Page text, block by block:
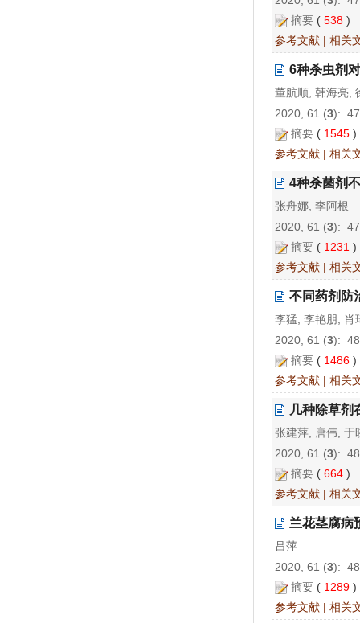
摘要 ( 538 )
参考文献 | 相关
6种杀虫剂
董航顺, 韩海亮,
2020, 61 (3):
摘要 ( 1545
参考文献 | 相关
4种杀菌剂
张舟娜, 李阿根
2020, 61 (3):
摘要 ( 1231
参考文献 | 相关
不同药剂防
李猛, 李艳朋, 肖
2020, 61 (3):
摘要 ( 1486
参考文献 | 相关
几种除草剂
张建萍, 唐伟, 于
2020, 61 (3):
摘要 ( 664 )
参考文献 | 相关
兰花茎腐病
吕萍
2020, 61 (3):
摘要 ( 1289
参考文献 | 相关